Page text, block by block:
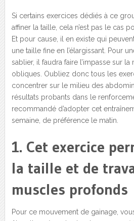
Si certains exercices dédiés à ce
affiner la taille, cela n’est pas le cas
Et pour cause, il en existe qui
une taille fine en l’élargissant. Pour
sablier, il faudra faire l’impasse sur
obliques. Oubliez donc tous les
concentrer sur le milieu des
résultats probants dans le
recommandé d’adopter cet
semaine, de préférence le matin.
1. Cet exercice
la taille et de
muscles profonds
Pour ce mouvement de gainage,